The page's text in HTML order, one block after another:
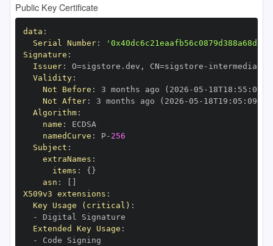
Public Key Certificate
data :
Serial Number:
Signature :
Issuer: O=sigstore.dev , CN=sigstore -
Validity:
Not Before : 3 months ago (2026 -05 - 18T18 : 55 :
Not After: 3 months ago (2026 -05 - 18T19 : 05 : 09+00
Algorithm:
name :
namedCurve : P- 256
Subject :
extraNames :
items : { }
asn :
X509v3 extensions :
Key Usage (critical) :
-
Extended Key Usage :
-